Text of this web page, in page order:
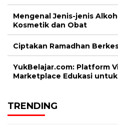
Mengenal Jenis-jenis
Kosmetik dan Obat
Ciptakan Ramadhan
YukBelajar.com: Platform
Marketplace Edukasi
TRENDING